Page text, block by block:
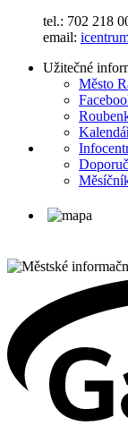
tel.: 702 218
email:
Užitečné
Město